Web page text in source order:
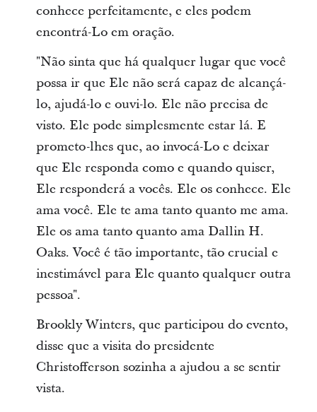
conhece perfeitamente, e eles podem
encontrá-Lo em oração.
"Não sinta que há qualquer lugar que você
possa ir que Ele não será capaz de alcançá-
lo, ajudá-lo e ouvi-lo. Ele não precisa de
visto. Ele pode simplesmente estar lá. E
prometo-lhes que, ao invocá-Lo e deixar
que Ele responda como e quando quiser,
Ele responderá a vocês. Ele os conhece. Ele
ama você. Ele te ama tanto quanto me ama.
Ele os ama tanto quanto ama Dallin H.
Oaks. Você é tão importante, tão crucial e
inestimável para Ele quanto qualquer outra
pessoa".
Brookly Winters, que participou do evento,
disse que a visita do presidente
Christofferson sozinha a ajudou a se sentir
vista.